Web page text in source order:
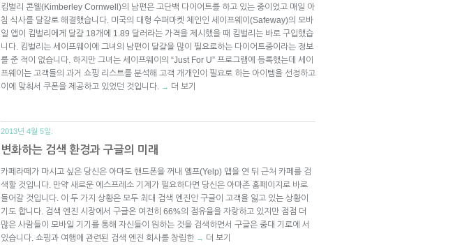
킴벌리 콘웰(Kimberley Cornwell)의 남편은 고단백 다이어트를 하고 있는 중이었고 매일 아
침 식사를 달걀로 해결했습니다. 미국의 대형 수퍼마켓 체인인 세이프웨이(Safeway)의 모바
일 앱이 킴벌리에게 달걀 18개에 1.89 달러라는 가격을 제시했을 때 킴벌리는 바로 구입했습
니다. 킴벌리는 세이프웨이에 그녀의 남편이 달걀을 많이 필요로하는 다이어트중이라는 정보
를 준 적이 없습니다. 하지만 그녀는 세이프웨이의 “Just For U” 프로그램에 등록했는데 세이
프웨이는 고객들의 과거 쇼핑 리스트를 분석해 고객 개개인이 필요로 하는 아이템을 선정하고
이에 맞춰서 쿠폰을 제공하고 있었던 것입니다. → 더 보기
2013년 4월 5일.
변화하는 검색 환경과 구글의 미래
카페라떼가 마시고 싶은 당신은 아마도 핸드폰을 꺼내 옐프(Yelp) 앱을 연 뒤 근처 카페를 검
색할 것입니다. 만약 새로운 에스프레소 기계가 필요하다면 당신은 아마존 홈페이지로 바로
들어갈 것입니다. 이 두 가지 상황은 모두 최대 검색 엔진인 구글이 고객을 잃고 있는 상황이
기도 합니다. 검색 엔진 시장에서 구글은 여전히 66%의 점유율을 자랑하고 있지만 점점 더
많은 사람들이 모바일 기기를 통해 자신들이 원하는 것을 검색하면서 구글은 중대 기로에 서
있습니다. 쇼핑과 여행에 관련된 검색 엔진 회사를 창립한 → 더 보기